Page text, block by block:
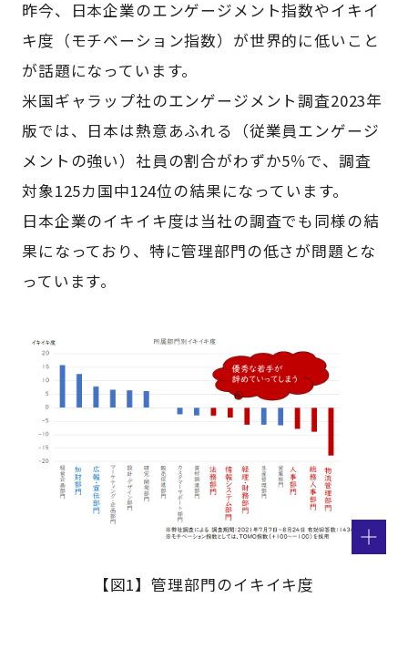
昨今、日本企業のエンゲージメント指数やイキイ
キ度（モチベーション指数）が世界的に低いこと
が話題になっています。
米国ギャラップ社のエンゲージメント調査2023年
版では、日本は熱意あふれる（従業員エンゲージ
メントの強い）社員の割合がわずか5％で、調査
対象125カ国中124位の結果になっています。
日本企業のイキイキ度は当社の調査でも同様の結
果になっており、特に管理部門の低さが問題とな
っています。
【図1】管理部門のイキイキ度